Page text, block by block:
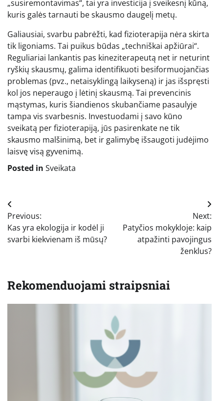
„susiremontavimas“, tai yra investicija į sveikesnį kūną,
kuris galės tarnauti be skausmo daugelį metų.
Galiausiai, svarbu pabrėžti, kad fizioterapija nėra skirta
tik ligoniams. Tai puikus būdas „techniškai apžiūrai“.
Reguliariai lankantis pas kineziterapeutą net ir neturint
ryškių skausmų, galima identifikuoti besiformuojančias
problemas (pvz., netaisyklingą laikyseną) ir jas išspręsti
kol jos neperaugo į lėtinį skausmą. Tai prevencinis
mąstymas, kuris šiandienos skubančiame pasaulyje
tampa vis svarbesnis. Investuodami į savo kūno
sveikatą per fizioterapiją, jūs pasirenkate ne tik
skausmo malšinimą, bet ir galimybę išsaugoti judėjimo
laisvę visą gyvenimą.
Posted in Sveikata
Navigacija
tarp
įrašų
Previous:
Kas yra ekologija ir kodėl ji
svarbi kiekvienam iš mūsų?
Next:
Patyčios mokykloje: kaip
atpažinti pavojingus
ženklus?
Rekomenduojami straipsniai